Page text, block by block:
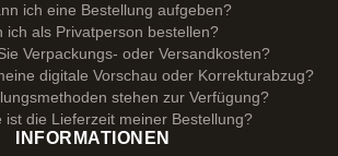
ich eine Bestellung aufgeben?
ich als Privatperson bestellen?
Verpackungs- oder Versandkosten?
digitale Vorschau oder Korrekturabzug?
stehen zur Verfügung?
ist die Lieferzeit meiner Bestellung?
INFORMATIONEN